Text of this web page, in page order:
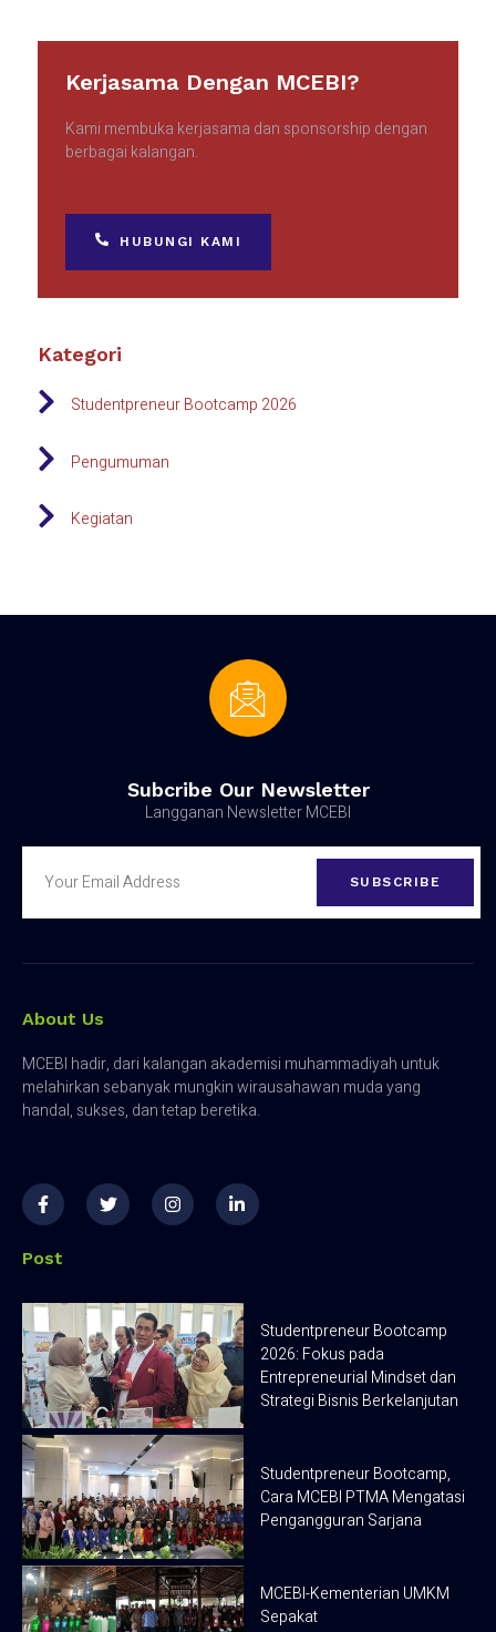
Kerjasama Dengan MCEBI?
Kami membuka kerjasama dan sponsorship dengan
berbagai kalangan.
HUBUNGI KAMI
Kategori
Studentpreneur Bootcamp 2026
Pengumuman
Kegiatan
Subcribe Our Newsletter
Langganan Newsletter MCEBI
SUBSCRIBE
About Us
MCEBI hadir, dari kalangan akademisi muhammadiyah untuk
melahirkan sebanyak mungkin wirausahawan muda yang
handal, sukses, dan tetap beretika.
F
a
c
e
b
o
k
f
T
w
i
t
I
n
s
t
a
m
L
i
n
k
n
-
i
n
Post
Studentpreneur Bootcamp
2026: Fokus pada
Entrepreneurial Mindset dan
Strategi Bisnis Berkelanjutan
Studentpreneur Bootcamp,
Cara MCEBI PTMA Mengatasi
Pengangguran Sarjana
MCEBI-Kementerian UMKM
Sepakat